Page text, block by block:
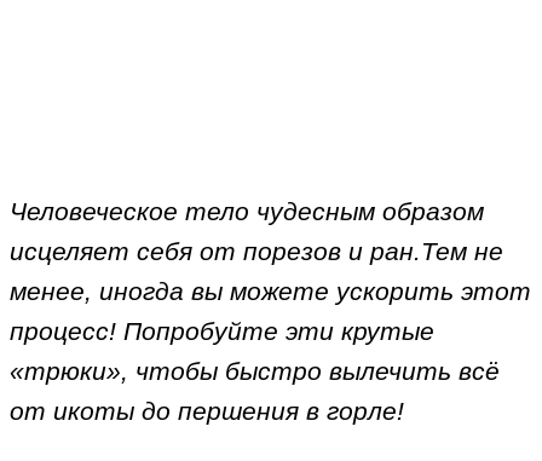
Человеческое тело чудесным образом
исцеляет себя от порезов и ран.Тем не
менее, иногда вы можете ускорить этот
процесс! Попробуйте эти крутые
«трюки», чтобы быстро вылечить всё
от икоты до першения в горле!